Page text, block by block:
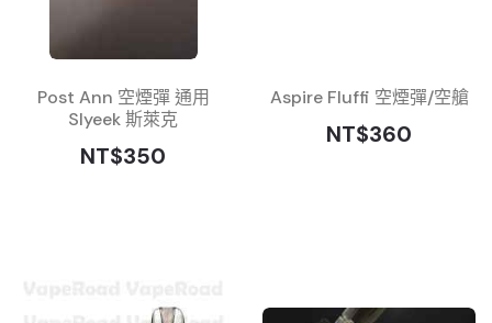
Post Ann 空煙彈 通用
Slyeek 斯萊克
NT$350
Aspire Fluffi 空煙彈/空艙
NT$360